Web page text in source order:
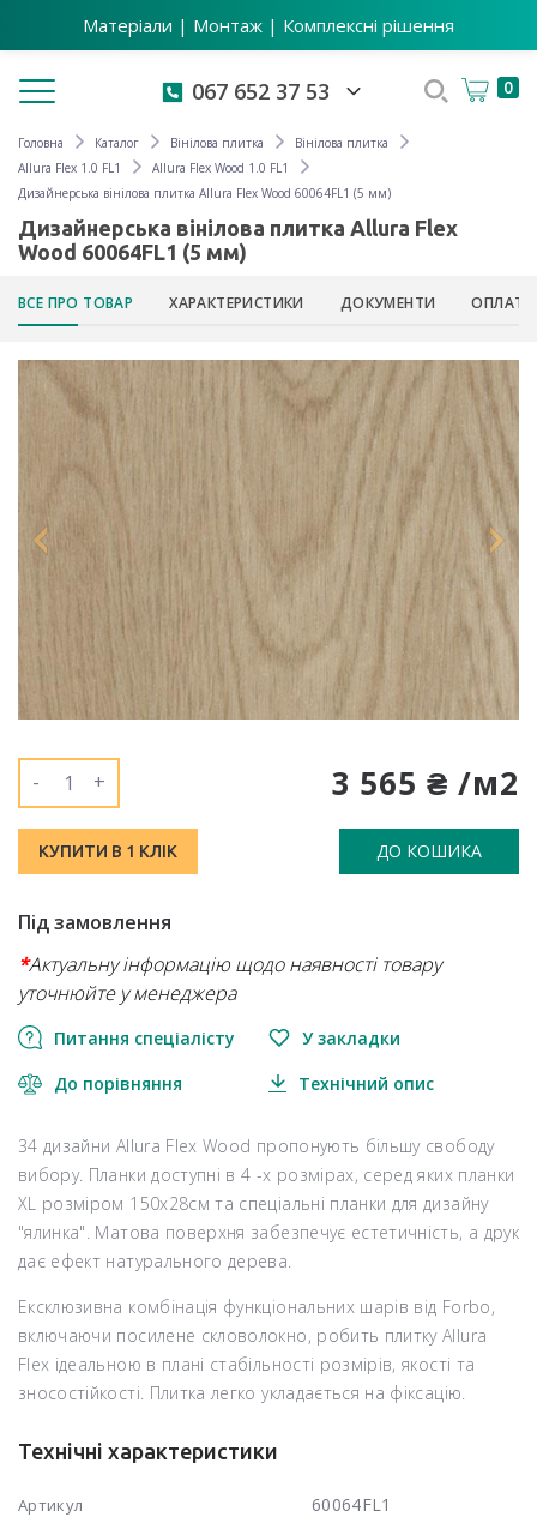
Матеріали | Монтаж | Комплексні рішення
Toggle navigation 067 652 37 53 0
Головна Каталог Вінілова плитка
Вінілова плитка
Allura Flex 1.0 FL1
Allura Flex Wood 1.0 FL1
Дизайнерська вінілова плитка Allura Flex Wood 60064FL1 (5 мм)
Дизайнерська вінілова плитка Allura Flex
Wood 60064FL1 (5 мм)
ВСЕ ПРО ТОВАР ХАРАКТЕРИСТИКИ ДОКУМЕНТИ ОПЛАТА
3 565 ₴ /м2
- +
КУПИТИ В 1 КЛІК ДО КОШИКА
Під замовлення
*Актуальну інформацію щодо наявності товару
уточнюйте у менеджера
Питання спеціалісту У закладки
До порівняння Технічний опис
34 дизайни Allura Flex Wood пропонують більшу свободу
вибору. Планки доступні в 4 -х розмірах, серед яких планки
XL розміром 150х28см та спеціальні планки для дизайну
"ялинка". Матова поверхня забезпечує естетичність, а друк
дає ефект натурального дерева.
Ексклюзивна комбінація функціональних шарів від Forbo,
включаючи посилене скловолокно, робить плитку Allura
Flex ідеальною в плані стабільності розмірів, якості та
зносостійкості. Плитка легко укладається на фіксацію.
Технічні характеристики
Артикул 60064FL1